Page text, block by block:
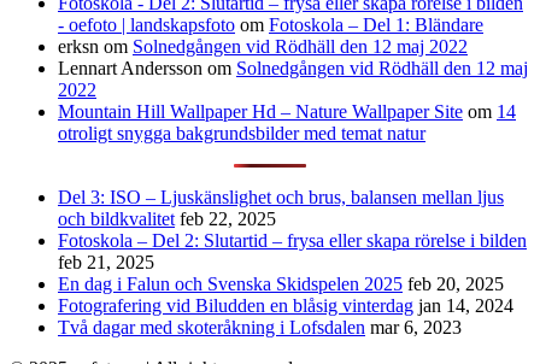
- oefoto | landskapsfoto om Fotoskola – Del 1: Bländare
erksn om Solnedgången vid Rödhäll den 12 maj 2022
Lennart Andersson om Solnedgången vid Rödhäll den 12 maj
2022
Mountain Hill Wallpaper Hd – Nature Wallpaper Site om 14
otroligt snygga bakgrundsbilder med temat natur
Del 3: ISO – Ljuskänslighet och brus, balansen mellan ljus
och bildkvalitet feb 22, 2025
Fotoskola – Del 2: Slutartid – frysa eller skapa rörelse i bilden
feb 21, 2025
En dag i Falun och Svenska Skidspelen 2025 feb 20, 2025
Fotografering vid Biludden en blåsig vinterdag jan 14, 2024
Två dagar med skoteråkning i Lofsdalen mar 6, 2023